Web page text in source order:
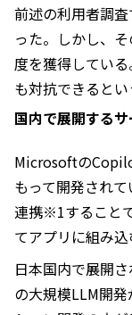
前述の利用者調
った。しかし、
度を獲得してい
も対抗できるとい
国内で展開する
Microsoftの
もって開発され
連携※1すること
てアプリに組み込
日本国内で展開
の大規模LLM開